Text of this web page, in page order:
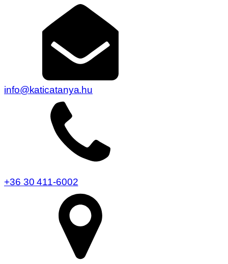
info@katicatanya.hu
+36 30 411-6002